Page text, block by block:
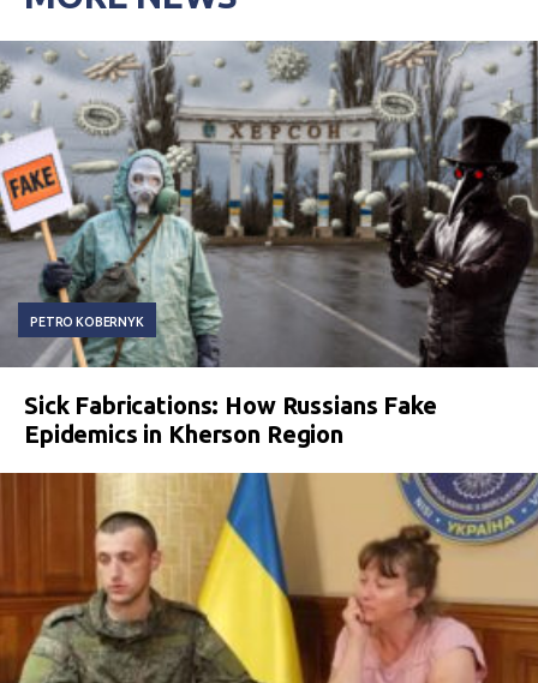
PETRO KOBERNYK
Sick Fabrications: How Russians Fake
Epidemics in Kherson Region